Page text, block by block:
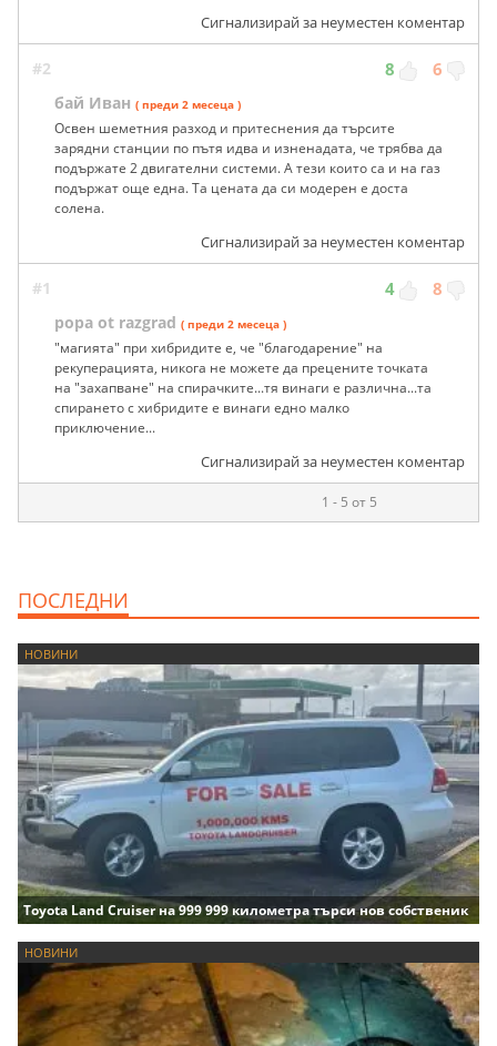
Сигнализирай за неуместен коментар
#2 8 6
бай Иван ( преди 2 месеца )
Освен шеметния разход и притеснения да търсите
зарядни станции по пътя идва и изненадата, че трябва да
подържате 2 двигателни системи. А тези които са и на газ
подържат още една. Та цената да си модерен е доста
солена.
Сигнализирай за неуместен коментар
#1 4 8
popa ot razgrad ( преди 2 месеца )
"магията" при хибридите е, че "благодарение" на
рекуперацията, никога не можете да прецените точката
на "захапване" на спирачките...тя винаги е различна...та
спирането с хибридите е винаги едно малко
приключение...
Сигнализирай за неуместен коментар
1 - 5 от 5
ПОСЛЕДНИ
НОВИНИ
Toyota Land Cruiser на 999 999 километра търси нов собственик
НОВИНИ